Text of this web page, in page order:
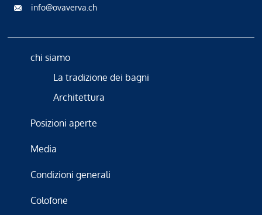
info@ovaverva.ch
chi siamo
La tradizione dei bagni
Architettura
Posizioni aperte
Media
Condizioni generali
Colofone